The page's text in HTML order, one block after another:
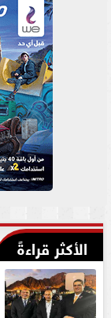
الأكثر قراءةً